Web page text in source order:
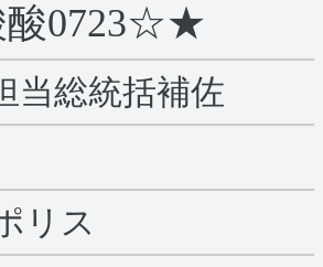
0723☆★
当総統括補佐
リス